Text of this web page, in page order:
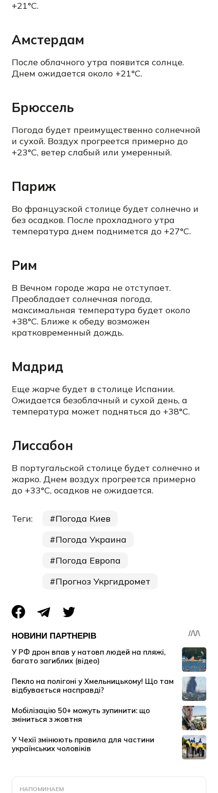
+21°C.
Амстердам
После облачного утра появится солнце.
Днем ожидается около +21°C.
Брюссель
Погода будет преимущественно солнечной
и сухой. Воздух прогреется примерно до
+23°C, ветер слабый или умеренный.
Париж
Во французской столице будет солнечно и
без осадков. После прохладного утра
температура днем поднимется до +27°C.
Рим
В Вечном городе жара не отступает.
Преобладает солнечная погода,
максимальная температура будет около
+38°C. Ближе к обеду возможен
кратковременный дождь.
Мадрид
Еще жарче будет в столице Испании.
Ожидается безоблачный и сухой день, а
температура может подняться до +38°C.
Лиссабон
В португальской столице будет солнечно и
жарко. Днем воздух прогреется примерно
до +33°C, осадков не ожидается.
Теги:
Погода Киев
Погода Украина
Погода Европа
Прогноз Укргидромет
НАПОМИНАЕМ